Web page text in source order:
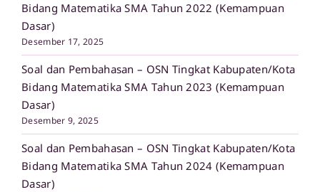
Bidang Matematika SMA Tahun 2022 (Kemampuan
Dasar)
Desember 17, 2025
Soal dan Pembahasan – OSN Tingkat Kabupaten/Kota
Bidang Matematika SMA Tahun 2023 (Kemampuan
Dasar)
Desember 9, 2025
Soal dan Pembahasan – OSN Tingkat Kabupaten/Kota
Bidang Matematika SMA Tahun 2024 (Kemampuan
Dasar)